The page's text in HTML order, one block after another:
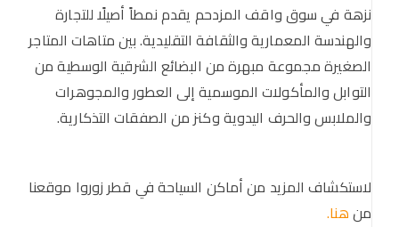
نزهة في سوق واقف المزدحم يقدم نمطاً أصيلًا للتجارة
والهندسة المعمارية والثقافة التقليدية. بين متاهات المتاجر
الصغيرة مجموعة مبهرة من البضائع الشرقية الوسطية من
التوابل والمأكولات الموسمية إلى العطور والمجوهرات
والملابس والحرف اليدوية وكنز من الصفقات التذكارية.
لاستكشاف المزيد من أماكن السياحة في قطر زوروا موقعنا
منهنا.